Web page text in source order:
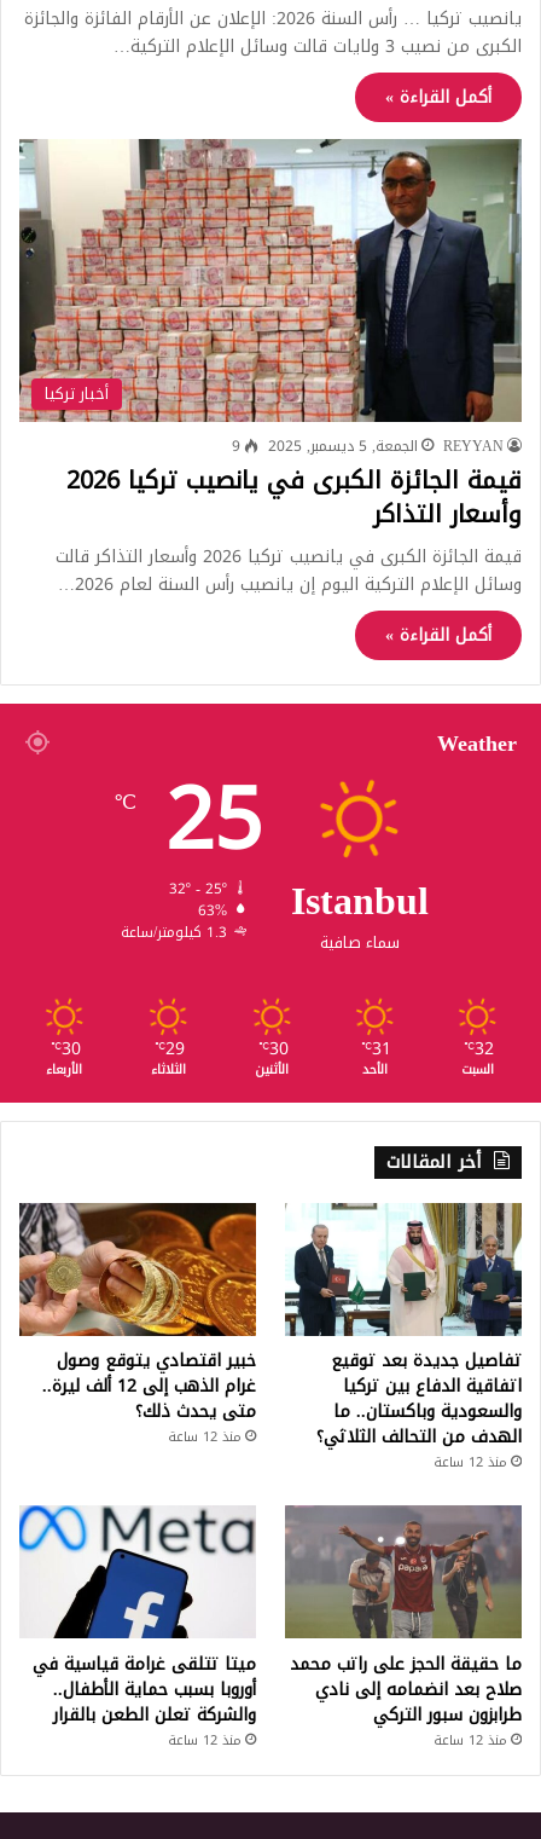
يانصيب تركيا … رأس السنة 2026: الإعلان عن الأرقام الفائزة والجائزة
الكبرى من نصيب 3 ولايات قالت وسائل الإعلام التركية…
أكمل القراءة »
أخبار تركيا
REYYAN الجمعة, 5 ديسمبر, 2025 9
قيمة الجائزة الكبرى في يانصيب تركيا 2026
وأسعار التذاكر
قيمة الجائزة الكبرى في يانصيب تركيا 2026 وأسعار التذاكر قالت
وسائل الإعلام التركية اليوم إن يانصيب رأس السنة لعام 2026…
أكمل القراءة »
Weather
Istanbul
سماء صافية
25
℃
32º - 25º
63%
1.3 كيلومتر/ساعة
32
℃
السبت
31
℃
الأحد
30
℃
الأثنين
29
℃
الثلاثاء
30
℃
الأربعاء
أخر المقالات
تفاصيل جديدة بعد توقيع
اتفاقية الدفاع بين تركيا
والسعودية وباكستان.. ما
الهدف من التحالف الثلاثي؟
منذ 12 ساعة
خبير اقتصادي يتوقع وصول
غرام الذهب إلى 12 ألف ليرة..
متى يحدث ذلك؟
منذ 12 ساعة
ما حقيقة الحجز على راتب محمد
صلاح بعد انضمامه إلى نادي
طرابزون سبور التركي
منذ 12 ساعة
ميتا تتلقى غرامة قياسية في
أوروبا بسبب حماية الأطفال..
والشركة تعلن الطعن بالقرار
منذ 12 ساعة